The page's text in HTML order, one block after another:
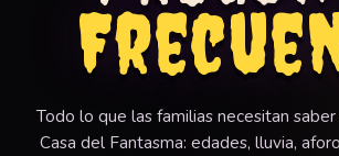
Todo lo que las familias necesitan
Casa del Fantasma: edades, lluvia,